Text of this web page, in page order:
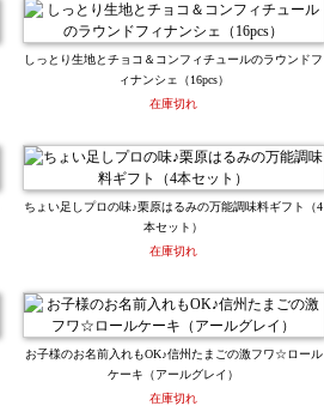
しっとり生地とチョコ＆コンフィチュールのラウンドフ
ィナンシェ（16pcs）
在庫切れ
ちょい足しプロの味♪栗原はるみの万能調味料ギフト（4
本セット）
在庫切れ
お子様のお名前入れもOK♪信州たまごの激フワ☆ロール
ケーキ（アールグレイ）
在庫切れ